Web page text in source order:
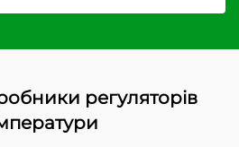
регуляторів